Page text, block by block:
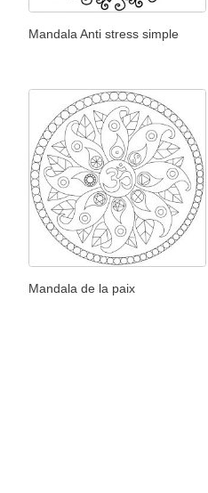
Mandala Anti stress simple
Mandala de la paix